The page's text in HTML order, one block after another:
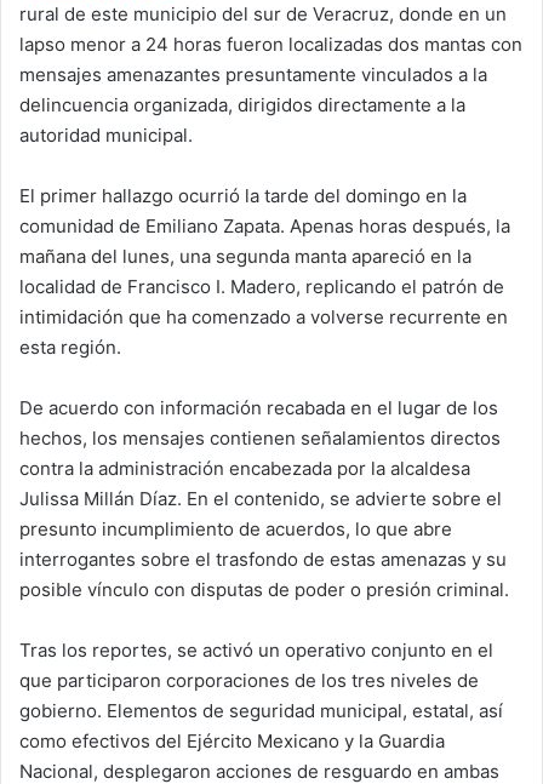
rural de este municipio del sur de Veracruz, donde en un
lapso menor a 24 horas fueron localizadas dos mantas con
mensajes amenazantes presuntamente vinculados a la
delincuencia organizada, dirigidos directamente a la
autoridad municipal.
El primer hallazgo ocurrió la tarde del domingo en la
comunidad de Emiliano Zapata. Apenas horas después, la
mañana del lunes, una segunda manta apareció en la
localidad de Francisco I. Madero, replicando el patrón de
intimidación que ha comenzado a volverse recurrente en
esta región.
De acuerdo con información recabada en el lugar de los
hechos, los mensajes contienen señalamientos directos
contra la administración encabezada por la alcaldesa
Julissa Millán Díaz. En el contenido, se advierte sobre el
presunto incumplimiento de acuerdos, lo que abre
interrogantes sobre el trasfondo de estas amenazas y su
posible vínculo con disputas de poder o presión criminal.
Tras los reportes, se activó un operativo conjunto en el
que participaron corporaciones de los tres niveles de
gobierno. Elementos de seguridad municipal, estatal, así
como efectivos del Ejército Mexicano y la Guardia
Nacional, desplegaron acciones de resguardo en ambas